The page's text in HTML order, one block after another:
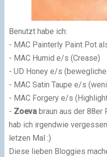
Benutzt habe ich:
- MAC Painterly Paint Pot
- MAC Humid e/s (Crease)
- UD Honey e/s
- MAC Satin Taupe e/s
- MAC Forgery e/s
- Zoevabraun aus der 88er
hab ich irgendwie
letzen Mal :)
Diese lieben Bloggies